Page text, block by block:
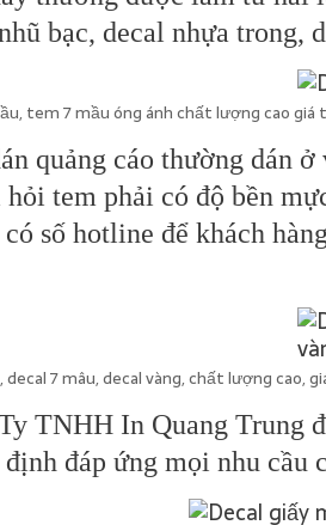
bạc, decal nhựa trong,
tem 7 mầu óng ánh chất lượng cao
quảng cáo thường dán
hỏi tem phải có độ bền
số hotline để khách
decal 7 mâu, decal vàng, chất lượng cao,
TNHH In Quang Trung
đáp ứng mọi nhu cầu